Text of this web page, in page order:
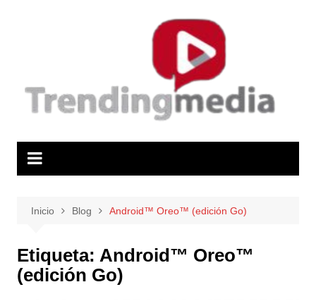
Inicio Blog Android™ Oreo™ (edición Go)
Etiqueta: Android™ Oreo™
(edición Go)